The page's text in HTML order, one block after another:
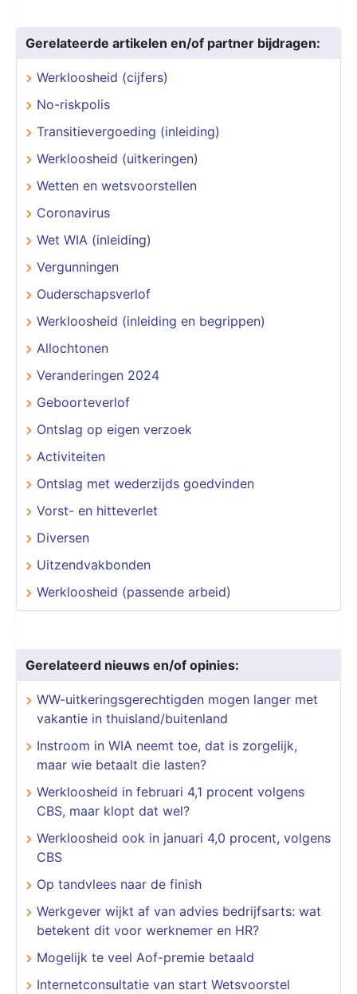
Gerelateerde artikelen en/of partner bijdragen:
Werkloosheid (cijfers)
No-riskpolis
Transitievergoeding (inleiding)
Werkloosheid (uitkeringen)
Wetten en wetsvoorstellen
Coronavirus
Wet WIA (inleiding)
Vergunningen
Ouderschapsverlof
Werkloosheid (inleiding en begrippen)
Allochtonen
Veranderingen 2024
Geboorteverlof
Ontslag op eigen verzoek
Activiteiten
Ontslag met wederzijds goedvinden
Vorst- en hitteverlet
Diversen
Uitzendvakbonden
Werkloosheid (passende arbeid)
Gerelateerd nieuws en/of opinies:
WW-uitkeringsgerechtigden mogen langer met
vakantie in thuisland/buitenland
​​​​​​​Instroom in WIA neemt toe, dat is zorgelijk,
maar wie betaalt die lasten?
Werkloosheid in februari 4,1 procent volgens
CBS, maar klopt dat wel?
Werkloosheid ook in januari 4,0 procent, volgens
CBS
Op tandvlees naar de finish
Werkgever wijkt af van advies bedrijfsarts: wat
betekent dit voor werknemer en HR?
Mogelijk te veel Aof-premie betaald
Internetconsultatie van start Wetsvoorstel